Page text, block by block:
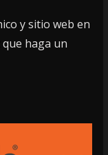
y sitio web en
haga un